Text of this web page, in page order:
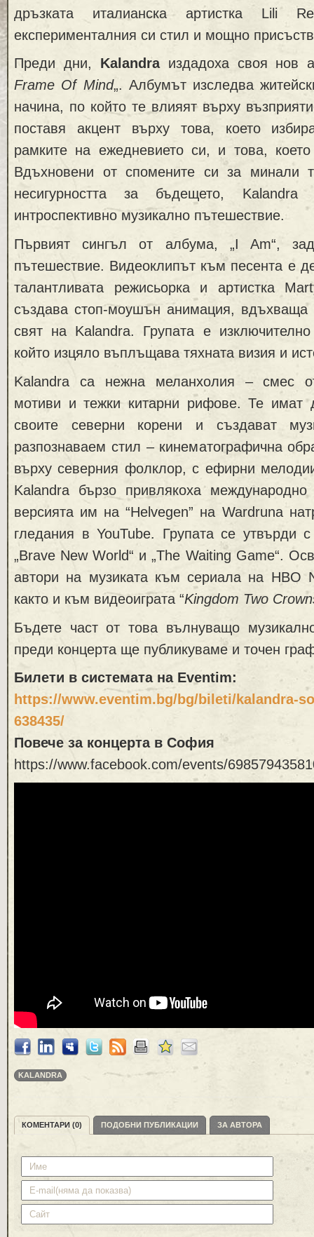
дръзката италианска артистка Lili
експерименталния си стил и мощно
Преди дни, Kalandraиздадоха своя нов
Frame Of Mind„. Албумът изследва
начина, по който те влияят върху
поставя акцент върху това, което
рамките на ежедневието си, и това,
Вдъхновени от спомените си за минали
несигурността за бъдещето, Kalandra
интроспективно музикално пътешествие.
Първият сингъл от албума, „I Am“,
пътешествие. Видеоклипът към песента е
талантливата режисьорка и артистка
създава стоп-моушън анимация, вдъхваща
свят на Kalandra. Групата е
който изцяло въплъщава тяхната визия и
Kalandra са нежна меланхолия – смес
мотиви и тежки китарни рифове. Те имат
своите северни корени и създават
разпознаваем стил – кинематографична
върху северния фолклор, с ефирни
Kalandra бързо привлякоха
версията им на “Helvegen” на Wardruna
гледания в YouTube. Групата се утвърди
„Brave New World“ и „The Waiting Game“.
автори на музиката към сериала на HBO
както и към видеоиграта “Kingdom Two
Бъдете част от това вълнуващо
преди концерта ще публикуваме и точен
Билети в системата на Eventim:
https://www.eventim.bg/bg/bileti/kalandra-
638435/
Повече за концерта в София
https://www.facebook.com/events/
KALANDRA
КОМЕНТАРИ (0) ПОДОБНИ ПУБЛИКАЦИИ ЗА АВТОРА